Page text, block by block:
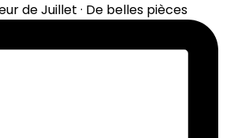
de Juillet · De belles pièces